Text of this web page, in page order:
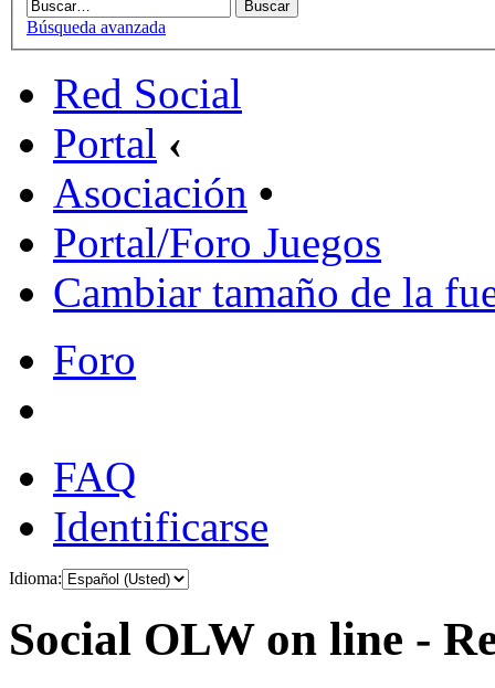
Búsqueda avanzada
Red Social
Portal ‹
Asociación •
Portal/Foro Juegos
Cambiar tamaño de la
Foro
FAQ
Identificarse
Idioma:
Social OLW on line -